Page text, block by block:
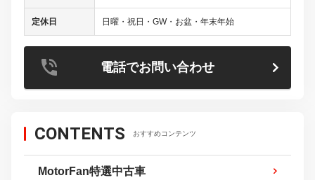
定休日 日曜・祝日・GW・お盆・年末年始
電話でお問い合わせ
CONTENTS おすすめコンテンツ
MotorFan特選中古車